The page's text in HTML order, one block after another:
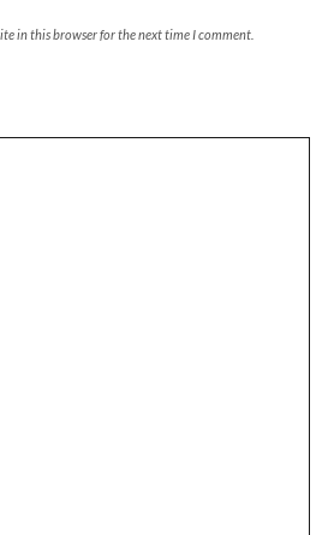
in this browser for the next time I comment.